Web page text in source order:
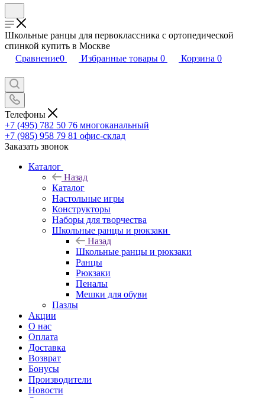
Школьные ранцы для первоклассника с ортопедической
спинкой купить в Москве
Сравнение0 Избранные товары 0 Корзина 0
Телефоны
+7 (495) 782 50 76 многоканальный
+7 (985) 958 79 81 офис-склад
Заказать звонок
Каталог
Назад
Каталог
Настольные игры
Конструкторы
Наборы для творчества
Школьные ранцы и рюкзаки
Назад
Школьные ранцы и рюкзаки
Ранцы
Рюкзаки
Пеналы
Мешки для обуви
Пазлы
Акции
О нас
Оплата
Доставка
Возврат
Бонусы
Производители
Новости